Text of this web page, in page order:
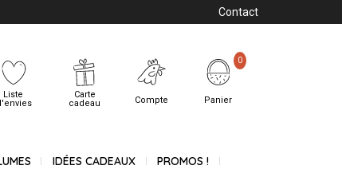
Contact
Liste
Carte
cadeau
Compte Panier
0
IDÉES CADEAUX PROMOS !